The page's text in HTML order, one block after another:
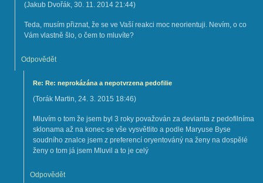
(Jakub Dvořák, 30. 11. 2014 21:44)
Teda, musím přiznat, že se ve Vaší reakci moc neorientuji. Nevím, o co
Vám vlastně šlo, o čem to mluvíte?
Odpovědět
Re: Re: neprokázána a nepotvrzena pedofilie
(Torák Martin, 24. 3. 2015 18:46)
Mluvím o tom že jsem byl 3 roky považován za devianta z pedofilníma
sklonama až na konec se vše vysvětlito a podle Maryuse Byse
soudního znalce jsem z preferencí oryentováný na ženy na dospělé
ženy o tom já jsem Mluvil a to je celý
Odpovědět